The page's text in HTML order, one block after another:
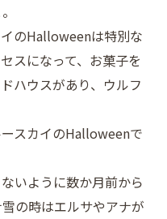
のHalloweenは特別な
スになって、お菓子を
ハウスがあり、ウルフ
スカイのHalloweenで
いように数か月前から
の時はエルサやアナが